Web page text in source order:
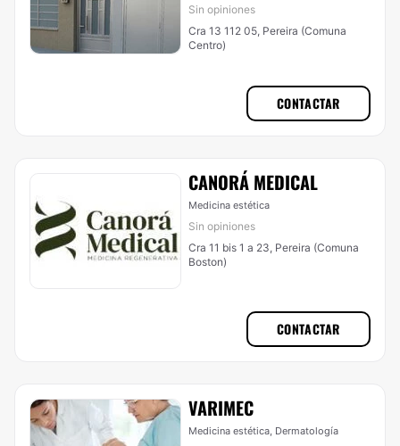
Sin opiniones
Cra 13 112 05, Pereira (Comuna
Centro)
CONTACTAR
CANORÁ MEDICAL
Medicina estética
Sin opiniones
Cra 11 bis 1 a 23, Pereira (Comuna
Boston)
CONTACTAR
VARIMEC
Medicina estética, Dermatología